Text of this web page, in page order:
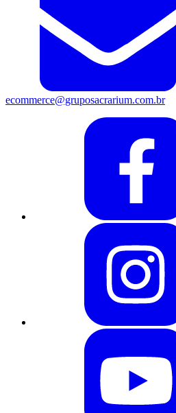
ecommerce@gruposacrarium.com.br